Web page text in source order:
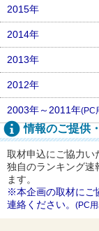
2015年
2014年
2013年
2012年
2003年～2011年(PC
情報のご提供
取材申込にご協力い
独自のランキング速
ます。
※本企画の取材にご
連絡ください。 (PC